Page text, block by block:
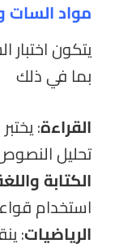
مواد السات
يتكون
بما في ذلك
القراءة:
تحليل
الكتابة
استخدام
الرياضيات: